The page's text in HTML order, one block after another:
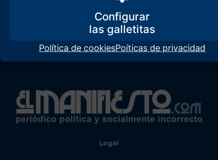
Configurar
Política de cookiesPoíticas de privacidad
Legal